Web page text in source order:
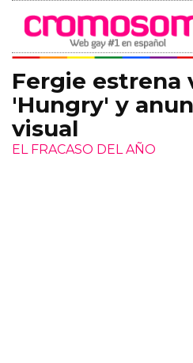
Fergie estrena
'Hungry' y
visual
EL FRACASO DEL AÑO